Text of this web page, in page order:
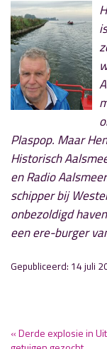
Plaspop. Maar
Historisch
en Radio
schipper bij
onbezoldigd
een ere-burger
Gepubliceerd: 14 juli
« Derde explosie in